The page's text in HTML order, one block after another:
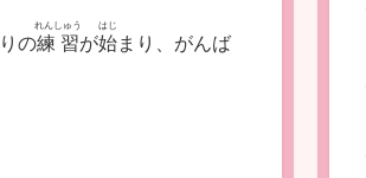
りの練習
れんしゅう
が始
はじ
まり、がんば